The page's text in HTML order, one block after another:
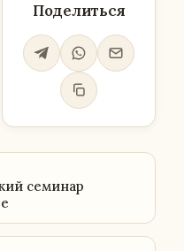
Поделиться
семинар